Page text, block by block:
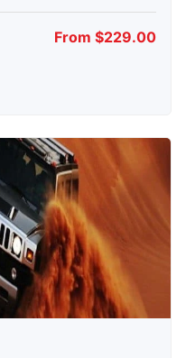
From $229.00